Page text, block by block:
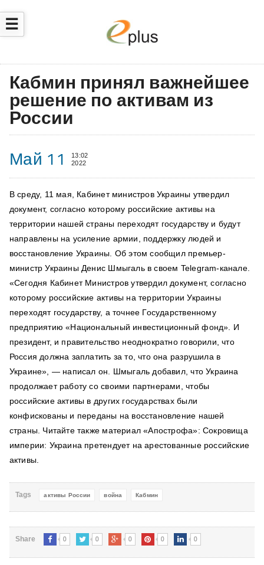
☰
Кабмин принял важнейшее
решение по активам из
России
Май 11
13:02
2022
В среду, 11 мая, Кабинет министров Украины утвердил
документ, согласно которому российские активы на
территории нашей страны переходят государству и будут
направлены на усиление армии, поддержку людей и
восстановление Украины. Об этом сообщил премьер-
министр Украины Денис Шмыгаль в своем Telegram-канале.
«Сегодня Кабинет Министров утвердил документ, согласно
которому российские активы на территории Украины
переходят государству, а точнее Государственному
предприятию «Национальный инвестиционный фонд». И
президент, и правительство неоднократно говорили, что
Россия должна заплатить за то, что она разрушила в
Украине», — написал он. Шмыгаль добавил, что Украина
продолжает работу со своими партнерами, чтобы
российские активы в других государствах были
конфискованы и переданы на восстановление нашей
страны. Читайте также материал «Апострофа»: Сокровища
империи: Украина претендует на арестованные российские
активы.
Tags активы России война Кабмин
Share 0 0 0 0 0